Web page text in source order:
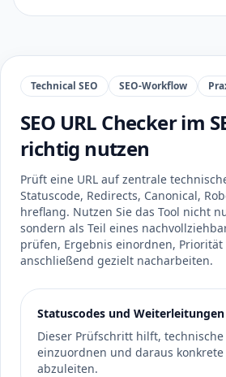
Technical SEO SEO-Workflow
SEO URL Checker im
richtig nutzen
Prüft eine URL auf zentrale
Statuscode, Redirects, Canonical,
hreflang. Nutzen Sie das Tool nicht
sondern als Teil eines
prüfen, Ergebnis einordnen,
anschließend gezielt nacharbeiten.
Statuscodes und Weiterleitungen
Dieser Prüfschritt hilft,
einzuordnen und daraus konkrete
abzuleiten.